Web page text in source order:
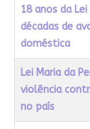
18 anos da
décadas de
doméstica
Lei Maria da
violência
no país